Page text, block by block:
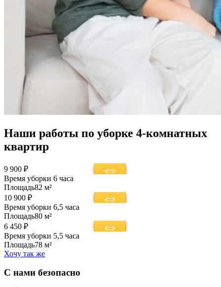
Наши работы по уборке 4-комнатных
квартир
9 900 ₽
Время уборки 6 часа
Площадь82 м²
10 900 ₽
Время уборки 6,5 часа
Площадь80 м²
6 450 ₽
Время уборки 5,5 часа
Площадь78 м²
Хочу так же
С нами безопасно